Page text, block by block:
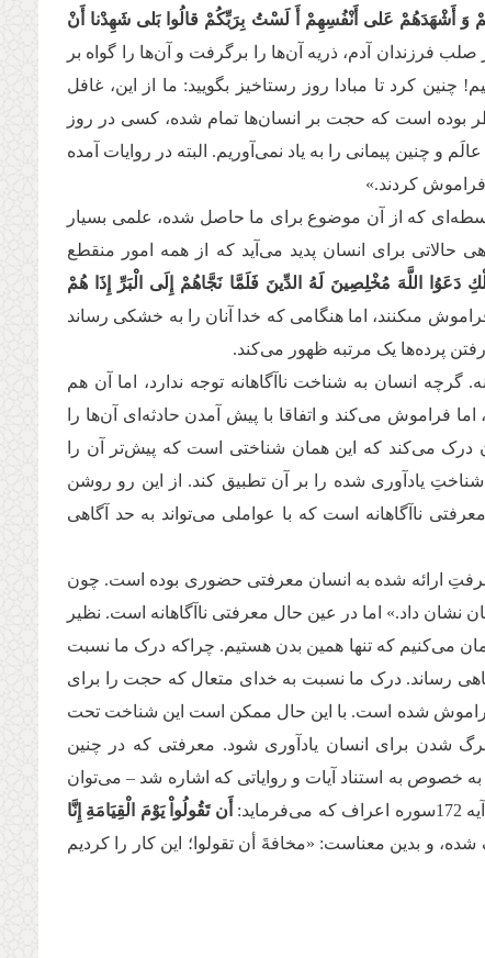
وَ أَشْهَدَهُمْ عَلى‏ أَنْفُسِهِمْ أَ لَسْتُ بِرَبِّكُمْ قالُوا بَلى‏ شَهِدْنا أَنْ
فرزندان آدم، ذریه آن‌ها را برگرفت و آن‌ها را گواه بر
كرد تا مبادا روز رستاخیز بگویید: ما از این، غافل
بوده است که حجت بر انسان‌ها تمام شده، کسی در روز
و چنین پیمانی را به یاد نمی‌آوریم. البته در روایات آمده
کردند.»
که از آن موضوع برای ما حاصل شده، علمی بسیار
برای انسان پدید می‌آید که از همه امور منقطع
دَعَوُا اللَّهَ مُخْلِصِینَ لَهُ الدِّینَ فَلَمَّا نَجَّاهُمْ إِلَى الْبَرِّ إِذَا هُمْ
مى‏كنند، اما هنگامى كه خدا آنان را به خشكى رساند
پرده‌ها یک مرتبه ظهور می‌کند.
گرچه انسان به شناخت ناآگاهانه توجه ندارد، اما آن هم
می‌کند و اتفاقا با پیش آمدن حادثه‌ای آن‌ها را
درک می‌کند که این همان شناختی است که پیش‌تر آن را
یادآوری شده را بر آن تطبیق کند. از این رو روشن
ناآگاهانه است که با عواملی می‌تواند به حد آگاهی
ارائه شده به انسان معرفتی حضوری بوده است. چون
نشان داد.» اما در عین حال معرفتی ناآگاهانه است. نظیر
می‌کنیم که تنها همین بدن هستیم. چراکه درک ما نسبت
رساند. درک ما نسبت به خدای متعال که حجت را برای
فراموش شده است. با این حال ممکن است این شناخت تحت
شدن برای انسان یادآوری شود. معرفتی که در چنین
خصوص به استناد آیات و روایاتی که اشاره شد – می‌توان
أَن تَقُولُواْ یَوْمَ الْقِیَامَةِ إِنَّا
و بدین معناست: «مخافةَ أن تقولوا؛ این کار را کردیم